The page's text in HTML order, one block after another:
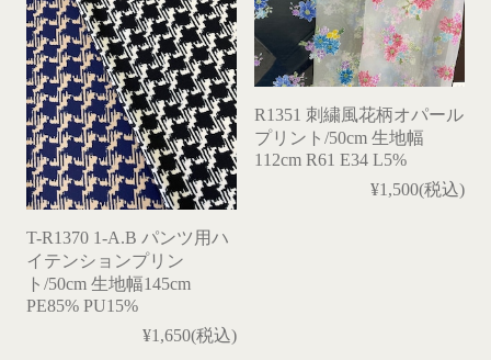
T-R1370 1-A.B パンツ用ハ
イテンションプリン
ト/50cm 生地幅145cm
PE85% PU15%
¥1,650(税込)
R1351 刺繍風花柄オパール
プリント/50cm 生地幅
112cm R61 E34 L5%
¥1,500(税込)